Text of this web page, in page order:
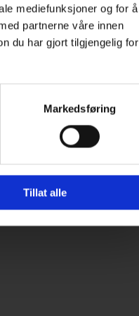
mediefunksjoner og for å
partnerne våre innen
du har gjort tilgjengelig for
Markedsføring
Tillat alle